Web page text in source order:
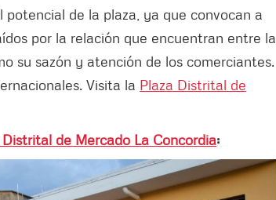
de la plaza, ya que convocan a
por la relación que encuentran entre la
su sazón y atención de los comerciantes.
Visita la Plaza Distrital de
Distrital de Mercado La Concordia: